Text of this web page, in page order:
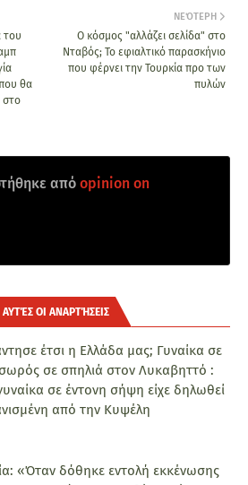
ΝΕΌΤΕΡΗ
Ο κόσμος "αλλάζει σελίδα" στο
Νταβός; Το εφιαλτικό παρασκήνιο
που φέρνει την Τουρκία προ των
πυλών
του
θα
στο
από opinion on
ΟΙ ΑΝΑΡΤΉΣΕΙΣ
έτσι η Ελλάδα μας; Γυναίκα σε
σε σπηλιά στον Λυκαβηττό :
σε έντονη σήψη είχε δηλωθεί
από την Κυψέλη
«Όταν δόθηκε εντολή εκκένωσης